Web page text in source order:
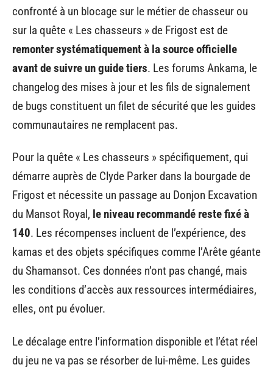
confronté à un blocage sur le métier de chasseur ou
sur la quête « Les chasseurs » de Frigost est de
remonter systématiquement à la source officielle
avant de suivre un guide tiers. Les forums Ankama, le
changelog des mises à jour et les fils de signalement
de bugs constituent un filet de sécurité que les guides
communautaires ne remplacent pas.
Pour la quête « Les chasseurs » spécifiquement, qui
démarre auprès de Clyde Parker dans la bourgade de
Frigost et nécessite un passage au Donjon Excavation
du Mansot Royal, le niveau recommandé reste fixé à
140. Les récompenses incluent de l’expérience, des
kamas et des objets spécifiques comme l’Arête géante
du Shamansot. Ces données n’ont pas changé, mais
les conditions d’accès aux ressources intermédiaires,
elles, ont pu évoluer.
Le décalage entre l’information disponible et l’état réel
du jeu ne va pas se résorber de lui-même. Les guides